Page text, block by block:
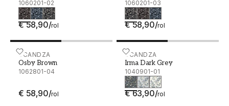
1060201-02
€ 58,90/rol
1060201-03
€ 58,90/rol
SCANDZA
Osby Brown
1062801-04
€ 58,90/rol
Osby Brown - 1062801-04 SCANDZA
Irma Dark Grey
1040901-01
€ 63,90/rol
Irma Dark Grey -